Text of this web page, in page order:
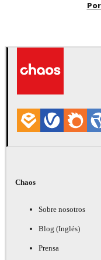
Chaos
Sobre nosotros
Blog (Inglés)
Prensa